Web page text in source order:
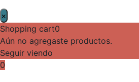
×
Shopping cart0
Aún no agregaste productos.
Seguir viendo
0